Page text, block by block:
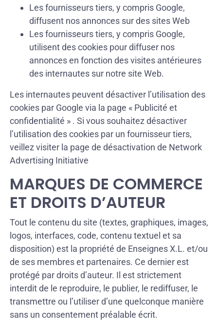
Les fournisseurs tiers, y compris Google,
diffusent nos annonces sur des sites Web
Les fournisseurs tiers, y compris Google,
utilisent des cookies pour diffuser nos
annonces en fonction des visites antérieures
des internautes sur notre site Web.
Les internautes peuvent désactiver l’utilisation des
cookies par Google via la page « Publicité et
confidentialité » . Si vous souhaitez désactiver
l’utilisation des cookies par un fournisseur tiers,
veillez visiter la page de désactivation de Network
Advertising Initiative
MARQUES DE COMMERCE
ET DROITS D’AUTEUR
Tout le contenu du site (textes, graphiques, images,
logos, interfaces, code, contenu textuel et sa
disposition) est la propriété de Enseignes X.L. et/ou
de ses membres et partenaires. Ce dernier est
protégé par droits d’auteur. Il est strictement
interdit de le reproduire, le publier, le rediffuser, le
transmettre ou l’utiliser d’une quelconque manière
sans un consentement préalable écrit.